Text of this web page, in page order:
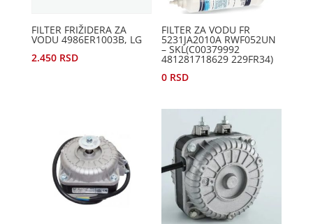
FILTER FRIŽIDERA ZA
VODU 4986ER1003B, LG
2.450 RSD
FILTER ZA VODU FR
5231JA2010A RWF052UN
– SKL(C00379992
481281718629 229FR34)
0 RSD